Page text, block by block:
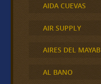
AIDA CUEVAS
AIR SUPPLY
AIRES DEL MAYAB
AL BANO